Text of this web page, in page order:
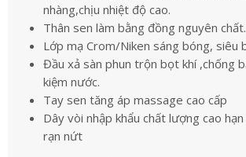
nhàng,chịu nhiệt độ cao.
Thân sen làm bằng đồng nguyên chất.
Lớp mạ Crom/Niken sáng bóng, siêu
Đầu xả sàn phun trộn bọt khí ,chống
kiệm nước.
Tay sen tăng áp massage cao cấp
Dây vòi nhập khẩu chất lượng cao
rạn nứt